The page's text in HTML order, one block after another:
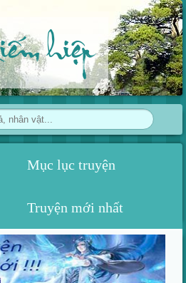
hiệp
Mục lục truyện
Truyện mới nhất